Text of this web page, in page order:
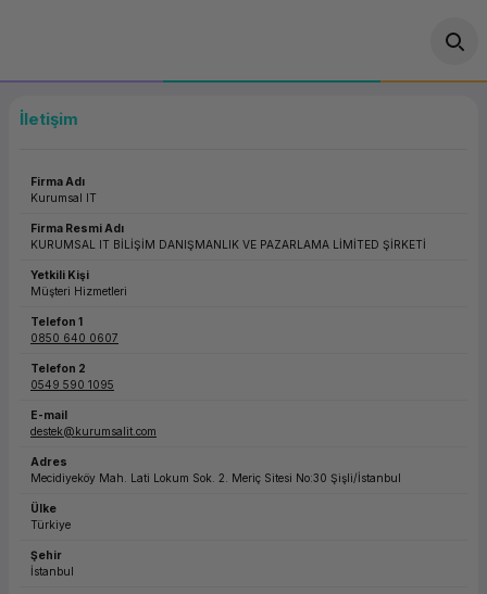
OT/VT Ürünleri
Fiş Yazıcı
Bileşenleri
Çözümleri
Bağlantı
Ürünler
Paketi
İletişim
Firma Adı
Kurumsal IT
Firma Resmi Adı
KURUMSAL IT BİLİŞİM DANIŞMANLIK VE PAZARLAMA LİMİTED ŞİRKETİ
Yetkili Kişi
Müşteri Hizmetleri
Telefon 1
0850 640 0607
Telefon 2
0549 590 1095
E-mail
destek@kurumsalit.com
Adres
Mecidiyeköy Mah. Lati Lokum Sok. 2. Meriç Sitesi No:30 Şişli/İstanbul
Ülke
Türkiye
Şehir
İstanbul